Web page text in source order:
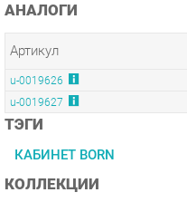
u-0019627
КАБИНЕТ BORN
КОЛЛЕКЦИИ
ГОТОВЫЕ КОМПЛЕКТЫ BORN